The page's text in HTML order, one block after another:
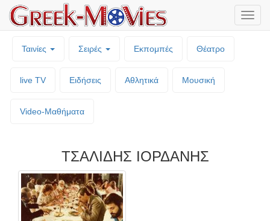
Ταινίες Σειρές Εκπομπές Θέατρο
live TV Ειδήσεις Αθλητικά Μουσική
Video-Mαθήματα
ΤΣΑΛΙΔΗΣ ΙΟΡΔΑΝΗΣ